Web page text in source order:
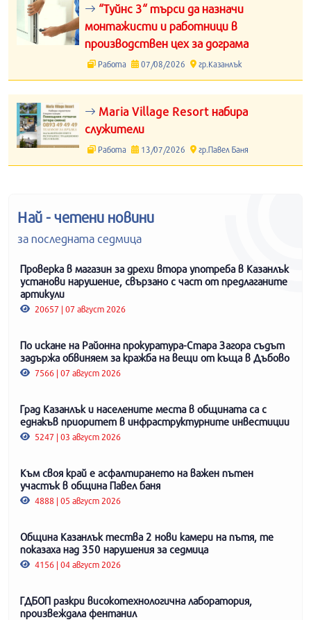
“Туйнс 3“ търси да назначи
монтажисти и работници в
производствен цех за дограма
Работа 07/08/2026 гр.Казанлък
Maria Village Resort набира
служители
Работа 13/07/2026 гр.Павел Баня
Най - четени новини
за последната седмица
Проверка в магазин за дрехи втора употреба в Казанлък
установи нарушение, свързано с част от предлаганите
артикули
20657 | 07 август 2026
По искане на Районна прокуратура-Стара Загора съдът
задържа обвиняем за кражба на вещи от къща в Дъбово
7566 | 07 август 2026
Град Казанлък и населените места в общината са с
еднакъв приоритет в инфраструктурните инвестиции
5247 | 03 август 2026
Към своя край е асфалтирането на важен пътен
участък в община Павел баня
4888 | 05 август 2026
Община Казанлък тества 2 нови камери на пътя, те
показаха над 350 нарушения за седмица
4156 | 04 август 2026
ГДБОП разкри високотехнологична лаборатория,
произвеждала фентанил